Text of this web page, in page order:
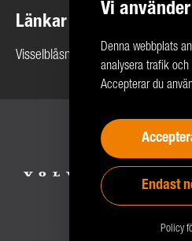
Länkar
Visselblåsning
Copyright 2026 © Rolf
Vi
Denna webbplats
analysera trafik
Accepterar du
Endast
Policy